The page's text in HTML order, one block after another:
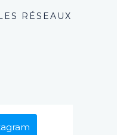
RÉSEAUX